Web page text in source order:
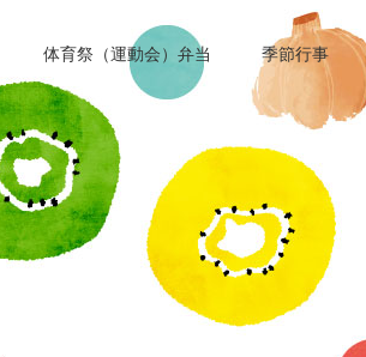
体育祭（運動会）弁当 季節行事